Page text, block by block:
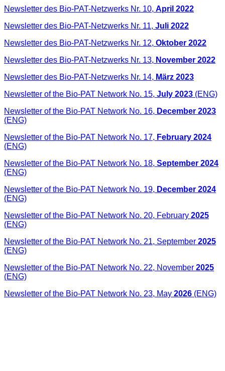
Newsletter des Bio-PAT-Netzwerks Nr. 10, April 2022
Newsletter des Bio-PAT-Netzwerks Nr. 11, Juli 2022
Newsletter des Bio-PAT-Netzwerks Nr. 12, Oktober 2022
Newsletter des Bio-PAT-Netzwerks Nr. 13, November 2022
Newsletter des Bio-PAT-Netzwerks Nr. 14, März 2023
Newsletter of the Bio-PAT Network No. 15, July 2023 (ENG)
Newsletter of the Bio-PAT Network No. 16, December 2023
(ENG)
Newsletter of the Bio-PAT Network No. 17, February 2024
(ENG)
Newsletter of the Bio-PAT Network No. 18, September 2024
(ENG)
Newsletter of the Bio-PAT Network No. 19, December 2024
(ENG)
Newsletter of the Bio-PAT Network No. 20, February 2025
(ENG)
Newsletter of the Bio-PAT Network No. 21, September 2025
(ENG)
Newsletter of the Bio-PAT Network No. 22, November 2025
(ENG)
Newsletter of the Bio-PAT Network No. 23, May 2026 (ENG)